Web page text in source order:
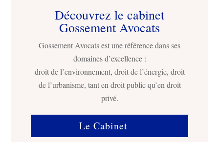
Découvrez le cabinet
Gossement Avocats
Gossement Avocats est une référence dans ses
domaines d’excellence :
droit de l’environnement, droit de l’énergie, droit
de l’urbanisme, tant en droit public qu’en droit
privé.
Le Cabinet